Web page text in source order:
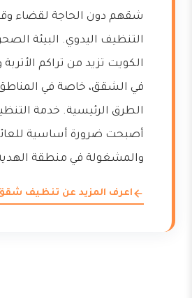
شقهم دون الحاجة لقضاء
التنظيف اليدوي. البيئة
الكويت تزيد من تراكم
في الشقق، خاصة في المناطق
الطرق الرئيسية. خدمة
أصبحت ضرورة أساسية
والمشغولة في منطقة
اعرف المزيد عن تنظيف